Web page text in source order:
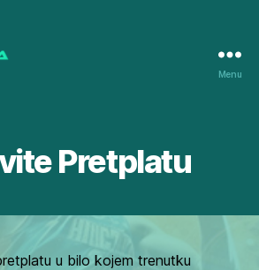
Menu
Pretplatu
u bilo kojem trenutku